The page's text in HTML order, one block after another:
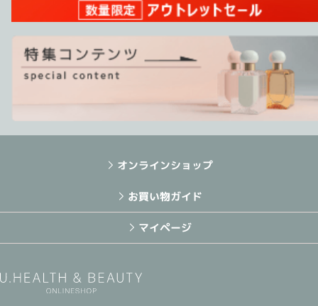
オンラインショップ
お買い物ガイド
マイページ